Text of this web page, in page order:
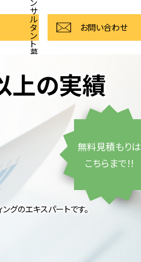
ン
サ
ル
タ
ン
ト
募
お問い合わせ
上の実績
グのエキスパートです。
無料見積もりは
こちらまで!!